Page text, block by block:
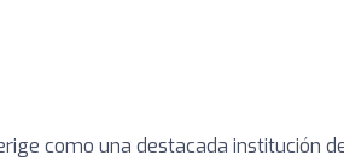
como una destacada institución